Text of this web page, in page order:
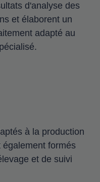
d'analyse des
et élaborent un
adapté au
à la production
également formés
et de suivi